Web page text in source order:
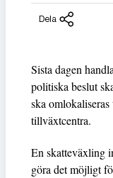
Dela
Sista dagen
politiska beslut
ska
tillväxtcentra.
En skatteväxling
göra det möjligt